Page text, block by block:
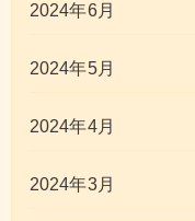
2024年6月
2024年5月
2024年4月
2024年3月